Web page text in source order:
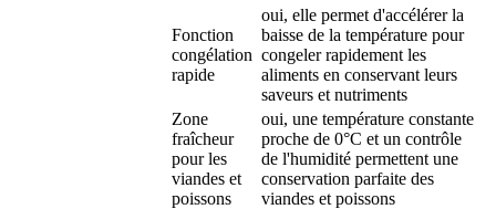
Fonction
congélation
rapide
oui, elle permet d'accélérer la
baisse de la température pour
congeler rapidement les
aliments en conservant leurs
saveurs et nutriments
Zone
fraîcheur
pour les
viandes et
poissons
oui, une température constante
proche de 0°C et un contrôle
de l'humidité permettent une
conservation parfaite des
viandes et poissons